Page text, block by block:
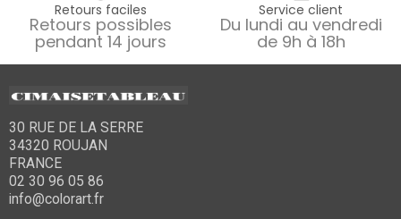
Retours faciles
Retours possibles
pendant 14 jours
Service client
Du lundi au vendredi
de 9h à 18h
30 RUE DE LA SERRE
34320 ROUJAN
FRANCE
02 30 96 05 86
info@colorart.fr